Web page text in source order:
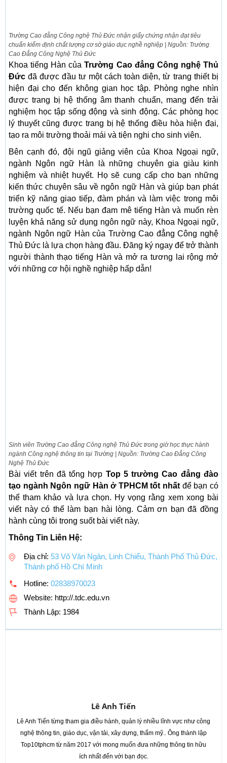
Trường Cao đẳng Công nghệ Thủ Đức nhận giấy chứng nhận đạt tiêu
chuẩn kiểm định chất lượng cơ sở giáo dục nghề nghiệp | Nguồn: Trường
Cao Đẳng Công Nghệ Thủ Đức
Khoa tiếng Hàn củaTrường Cao đẳng Công nghệ Thủ
Đức đã được đầu tư một cách toàn diện, từ trang thiết bị
hiện đại cho đến không gian học tập. Phòng nghe nhìn
được trang bị hệ thống âm thanh chuẩn, mang đến trải
nghiệm học tập sống động và sinh động. Các phòng học
lý thuyết cũng được trang bị hệ thống điều hòa hiện đại,
tạo ra môi trường thoải mái và tiện nghi cho sinh viên.
Bên cạnh đó, đội ngũ giảng viên của Khoa Ngoại ngữ,
ngành Ngôn ngữ Hàn là những chuyên gia giàu kinh
nghiệm và nhiệt huyết. Họ sẽ cung cấp cho bạn những
kiến thức chuyên sâu về ngôn ngữ Hàn và giúp bạn phát
triển kỹ năng giao tiếp, đàm phán và làm việc trong môi
trường quốc tế. Nếu bạn đam mê tiếng Hàn và muốn rèn
luyện khả năng sử dụng ngôn ngữ này, Khoa Ngoại ngữ,
ngành Ngôn ngữ Hàn của Trường Cao đẳng Công nghệ
Thủ Đức là lựa chọn hàng đầu. Đăng ký ngay để trở thành
người thành thạo tiếng Hàn và mở ra tương lai rộng mở
với những cơ hội nghề nghiệp hấp dẫn!
Sinh viên Trường Cao đẳng Công nghệ Thủ Đức trong giờ học thực hành
ngành Công nghệ thông tin tại Trường | Nguồn: Trường Cao Đẳng Công
Nghệ Thủ Đức
Bài viết trên đã tổng hợp Top 5 trường Cao đẳng đào
tạo ngành Ngôn ngữ Hàn ở TPHCM tốt nhất để bạn có
thể tham khảo và lựa chọn. Hy vọng rằng xem xong bài
viết này có thể làm bạn hài lòng. Cảm ơn bạn đã đồng
hành cùng tôi trong suốt bài viết này.
Thông Tin Liên Hệ:
Địa chỉ: 53 Võ Văn Ngân, Linh Chiểu, Thành Phố Thủ Đức,
Thành phố Hồ Chí Minh
Hotline: 02838970023
Website: http://.tdc.edu.vn
Thành Lập: 1984
Lê Anh Tiến
Lê Anh Tiến từng tham gia điều hành, quản lý nhiều lĩnh vực như công
nghệ thông tin, giáo dục, vận tải, xây dựng, thẩm mỹ.. Ông thành lập
Top10tphcm từ năm 2017 với mong muốn đưa những thông tin hữu
ích nhất đến với bạn đọc.